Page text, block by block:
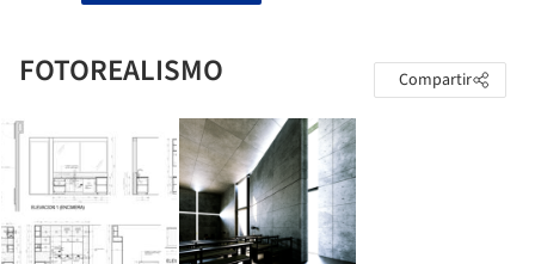
FOTOREALISMO Compartir